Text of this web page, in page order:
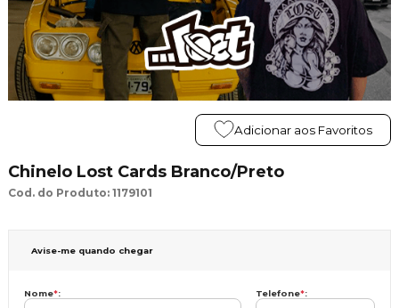
Adicionar aos Favoritos
Chinelo Lost Cards Branco/Preto
Cod. do Produto: 1179101
Avise-me quando chegar
Nome*: Telefone*: